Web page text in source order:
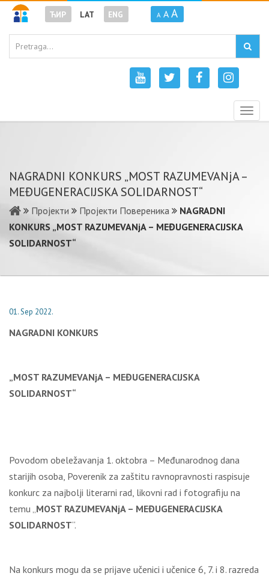
ЋИР LAT ENG A A A
NAGRADNI KONKURS „MOST RAZUMEVANjA –
MEĐUGENERACIJSKA SOLIDARNOST“
Пројекти Пројекти Повереника
NAGRADNI
KONKURS „MOST RAZUMEVANjA – MEĐUGENERACIJSKA
SOLIDARNOST“
01. Sep 2022.
NAGRADNI KONKURS
„MOST RAZUMEVANjA – MEĐUGENERACIJSKA
SOLIDARNOST“
Povodom obeležavanja 1. oktobra – Međunarodnog dana
starijih osoba, Poverenik za zaštitu ravnopravnosti raspisuje
konkurc za najbolji literarni rad, likovni rad i fotografiju na
temu „MOST RAZUMEVANjA – MEĐUGENERACIJSKA
SOLIDARNOST“.
Na konkurs mogu da se prijave učenici i učenice 6, 7. i 8. razreda